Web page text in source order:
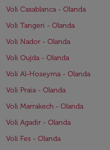
Voli Casablanca - Olanda
Voli Tangeri - Olanda
Voli Nador - Olanda
Voli Oujda - Olanda
Voli Al-Hoseyma - Olanda
Voli Praia - Olanda
Voli Marrakech - Olanda
Voli Agadir - Olanda
Voli Fes - Olanda